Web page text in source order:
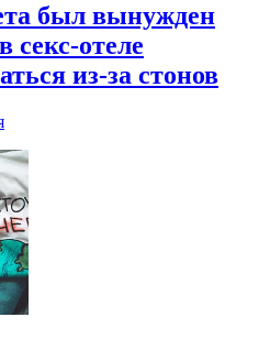
был вынужден
секс-отеле
из-за стонов